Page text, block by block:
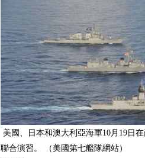
美國、日本和澳大利亞海軍10月19日
聯合演習。 （美國第七艦隊網站）